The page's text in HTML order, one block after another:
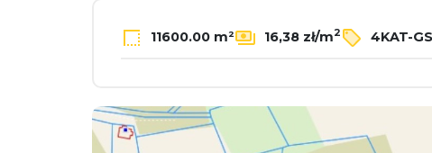
11600.00 m² 16,38 zł/m2 4KAT-